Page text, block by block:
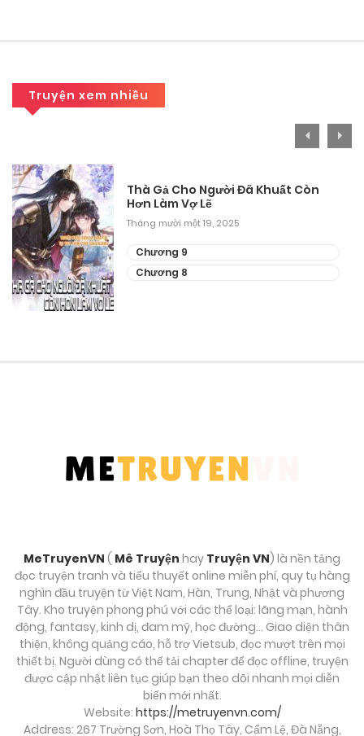
Chương 56
Chương 55
Tháng 9 28, 2025
Chương 53
Tháng 9 28, 2025
Chương 52
Tháng 9 28, 2025
Chương 48
Tháng 9 28, 2025
Chương 47
Tháng 9 28, 2025
Tháng 9 28, 2025
Truyện xem nhiều
Thà Gả Cho Người Đã Khuất Còn
Hơn Làm Vợ Lẽ
Tháng mười một 19, 2025
Chương 9
Chương 8
MeTruyenVN ( Mê Truyện hay Truyện VN) là nền tảng
đọc truyện tranh và tiểu thuyết online miễn phí, quy tụ hàng
nghìn đầu truyện từ Việt Nam, Hàn, Trung, Nhật và phương
Tây. Kho truyện phong phú với các thể loại: lãng mạn, hành
động, fantasy, kinh dị, đam mỹ, học đường… Giao diện thân
thiện, không quảng cáo, hỗ trợ Vietsub, đọc mượt trên mọi
thiết bị. Người dùng có thể tải chapter để đọc offline, truyện
được cập nhật liên tục giúp bạn theo dõi nhanh mọi diễn
biến mới nhất.
Website: https://metruyenvn.com/
Address: 267 Trường Sơn, Hoà Thọ Tây, Cẩm Lệ, Đà Nẵng,